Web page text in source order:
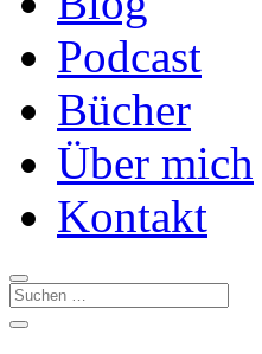
Podcast
Bücher
Über mich
Kontakt